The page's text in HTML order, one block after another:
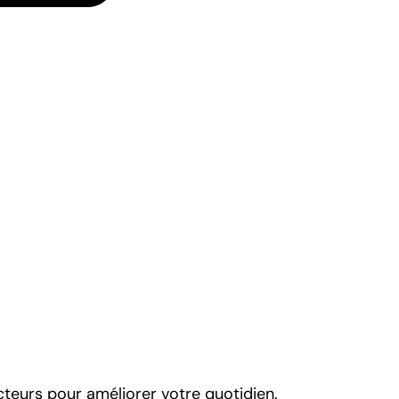
pour améliorer votre quotidien.